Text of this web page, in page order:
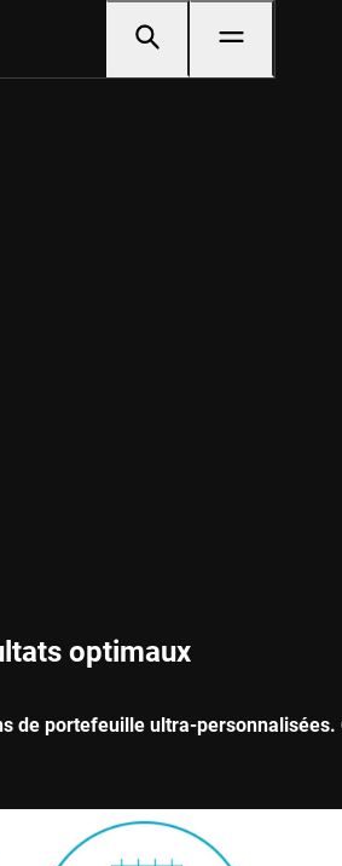
optimaux
de portefeuille ultra-